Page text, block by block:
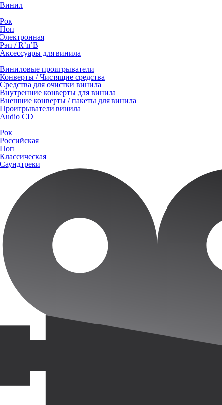
Винил
Рок
Поп
Электронная
Рэп / R’n’B
Аксессуары для винила
Виниловые проигрыватели
Конверты / Чистящие средства
Средства для очистки винила
Внутренние конверты для винила
Внешние конверты / пакеты для винила
Проигрыватели винила
Audio CD
Рок
Российская
Поп
Классическая
Саундтреки